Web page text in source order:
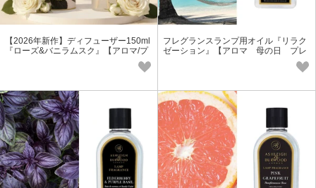
【2026年新作】ディフューザー150ml
『ローズ&バニラムスク』【アロマ/プ
フレグランスランプ用オイル『リラク
ゼーション』【アロマ 母の日 プレ